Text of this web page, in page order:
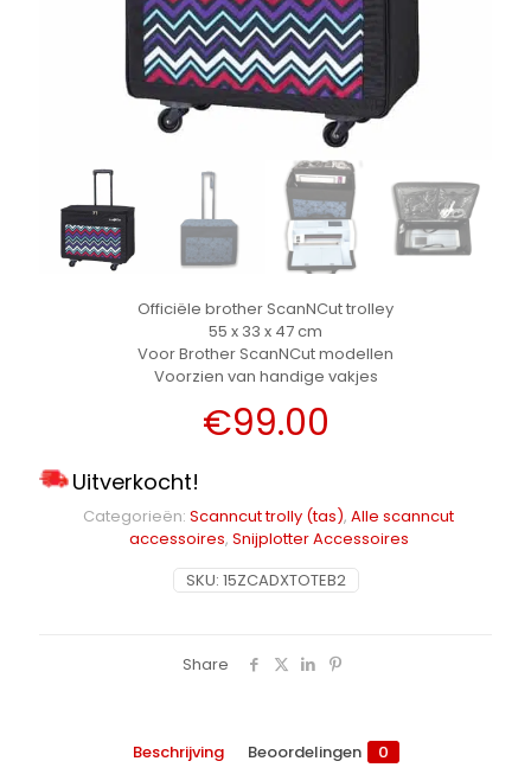
Officiële brother ScanNCut trolley
55 x 33 x 47 cm
Voor Brother ScanNCut modellen
Voorzien van handige vakjes
€99.00
Uitverkocht!
SKU: 15ZCADXTOTEB2
Categorieën: Scanncut trolly (tas), Alle scanncut
accessoires, Snijplotter Accessoires
Share
Beschrijving Beoordelingen 0